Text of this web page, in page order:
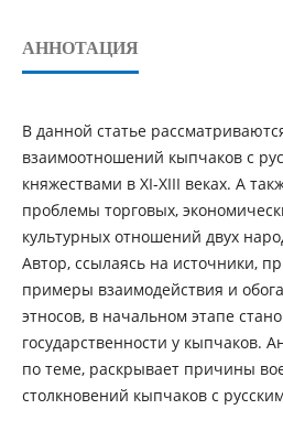
АННОТАЦИЯ
В данной статье
взаимоотношений кыпчаков с
княжествами в ХІ-ХІІІ веках. А
проблемы торговых,
культурных отношений двух
Автор, ссылаясь на источники,
примеры взаимодействия и
этносов, в начальном этапе
государственности у кыпчаков.
по теме, раскрывает причины
столкновений кыпчаков с